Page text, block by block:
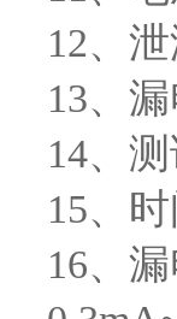
12、
13、
14、
15、
16、